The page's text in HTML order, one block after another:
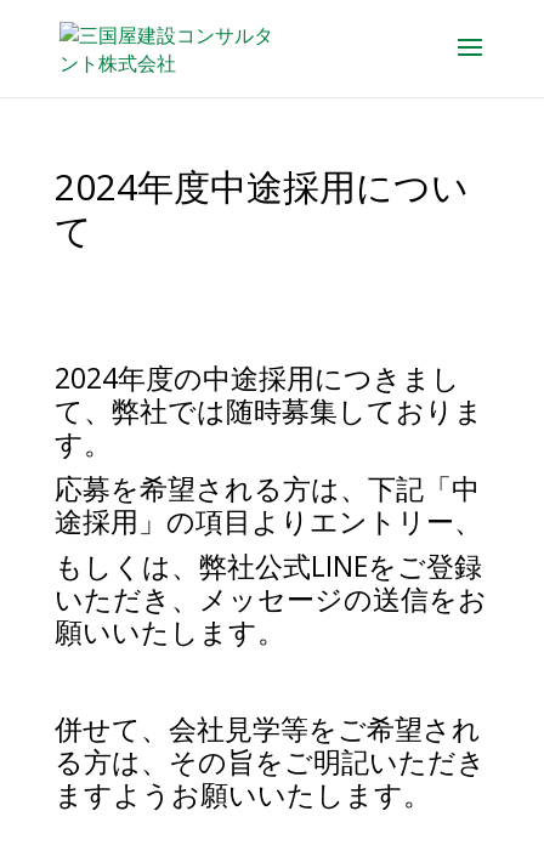
2024年度中途採用につい
て
2024年度の中途採用につきまし
て、弊社では随時募集しておりま
す。
応募を希望される方は、下記「中
途採用」の項目よりエントリー、
もしくは、弊社公式LINEをご登録
いただき、メッセージの送信をお
願いいたします。
併せて、会社見学等をご希望され
る方は、その旨をご明記いただき
ますようお願いいたします。